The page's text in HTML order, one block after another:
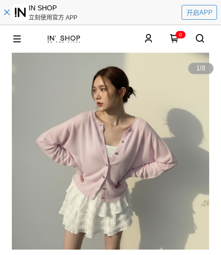
IN SHOP
立刻使用官方 APP
开启APP
0
1/8